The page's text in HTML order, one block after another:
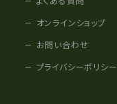
オンラインショップ
お問い合わせ
プライバシーポリシー